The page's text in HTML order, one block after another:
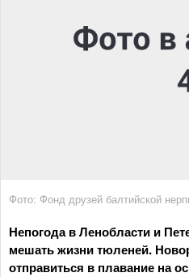
Фото: Фонд друзей балтийской
Непогода в Ленобласти и
мешать жизни тюленей.
отправиться в плавание на